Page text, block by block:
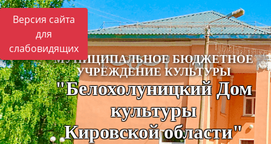
Версия сайта
для
слабовидящих
МУНИЦИПАЛЬНОЕ БЮДЖЕТНОЕ
УЧРЕЖДЕНИЕ КУЛЬТУРЫ
"Белохолуницкий Дом
культуры
Кировской области"